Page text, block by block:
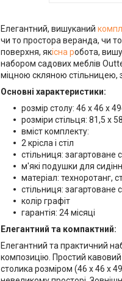
Елегантний, вишуканий
чи то простора веранда, чи
поверхня, якісна робота,
набором садових меблів
міцною скляною стільницею,
Основні характеристики:
розмір столу: 46 х 46 х
розміри стільця: 81,5 х
вміст комплекту:
2 крісла і стіл
стільниця: загартоване
м'які подушки для
матеріал: техноротанг,
стільниця: загартоване
колір графіт
гарантія: 24 місяці
Елегантний та компактний:
Елегантний та практичний
композицію. Простий кавовий
столика розміром (46 х 46 х